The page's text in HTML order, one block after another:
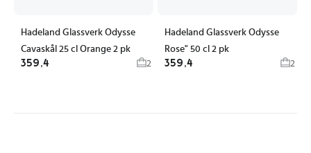
Hadeland Glassverk Odysse
Cavaskål 25 cl Orange 2 pk
359,4 2
Hadeland Glassverk Odysse
Rose" 50 cl 2 pk
359,4 2